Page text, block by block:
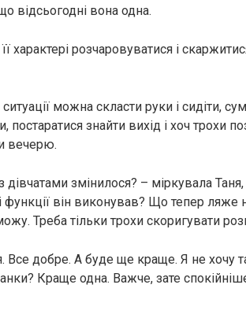
відсьогодні вона одна.
характері розчаровуватися і
можна скласти руки і сидіти,
постаратися знайти вихід і хоч трохи
вечерю.
змінилося? – міркувала
функції він виконував? Що тепер ляже
Треба тільки трохи скоригувати
Все добре. А буде ще краще. Я не хочу
Краще одна. Важче, зате